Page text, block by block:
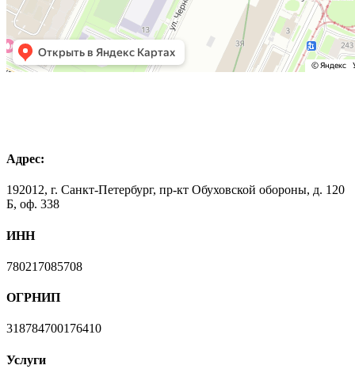
Адрес:
192012, г. Санкт-Петербург, пр-кт Обуховской обороны, д. 120
Б, оф. 338
ИНН
780217085708
ОГРНИП
318784700176410
Услуги